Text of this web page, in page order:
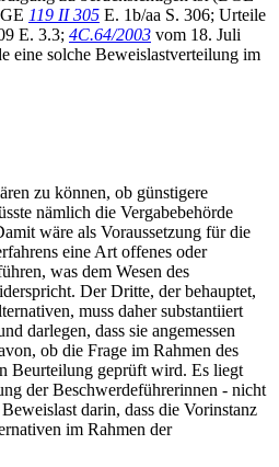
119 II 305 E. 1b/aa S. 306; Urteile
E. 3.3; 4C.64/2003 vom 18. Juli
eine solche Beweislastverteilung im
zu können, ob günstigere
nämlich die Vergabebehörde
wäre als Voraussetzung für die
eine Art offenes oder
was dem Wesen des
Der Dritte, der behauptet,
muss daher substantiiert
darlegen, dass sie angemessen
ob die Frage im Rahmen des
Beurteilung geprüft wird. Es liegt
der Beschwerdeführerinnen - nicht
darin, dass die Vorinstanz
im Rahmen der